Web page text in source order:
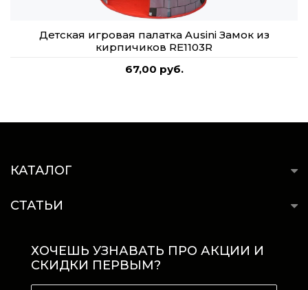
Детская игровая палатка Ausini Замок из
кирпичиков RE1103R
67,00 руб.
КАТАЛОГ
СТАТЬИ
ХОЧЕШЬ УЗНАВАТЬ ПРО АКЦИИ И
СКИДКИ ПЕРВЫМ?